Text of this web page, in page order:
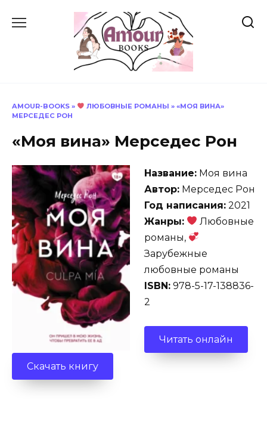
AMOUR-BOOKS » ЛЮБОВНЫЕ РОМАНЫ » «МОЯ ВИНА»
МЕРСЕДЕС РОН
«Моя вина» Мерседес Рон
Название: Моя вина
Автор: Мерседес Рон
Год написания: 2021
Жанры:
Любовные
романы,
Зарубежные
любовные романы
ISBN: 978-5-17-138836-
2
Читать онлайн
Скачать книгу